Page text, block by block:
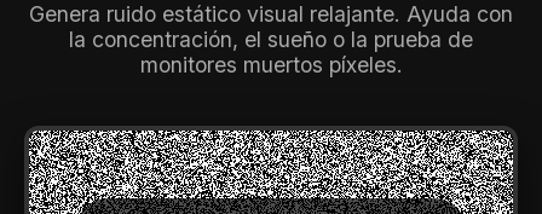
Genera ruido estático visual relajante. Ayuda con
la concentración, el sueño o la prueba de
monitores muertos píxeles.